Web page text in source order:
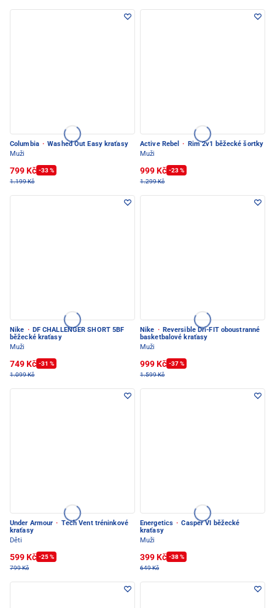
Columbia · Washed Out Easy kraťasy
Muži
799 Kč -33 %
1.199 Kč
Active Rebel ·
Rim 2v1 běžecké šortky
Muži
999 Kč -23 %
1.299 Kč
Nike · DF CHALLENGER SHORT 5BF
běžecké kraťasy
Muži
749 Kč -31 %
1.099 Kč
Nike · Reversible Dri-FIT oboustranné
basketbalové kraťasy
Muži
999 Kč -37 %
1.599 Kč
Under Armour · Tech Vent tréninkové
kraťasy
Děti
599 Kč -25 %
799 Kč
Energetics · Casper VI běžecké
kraťasy
Muži
399 Kč -38 %
649 Kč